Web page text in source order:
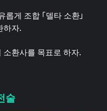
게 조합 「델타 소환」
하자.
환사를 목표로 하자.
술